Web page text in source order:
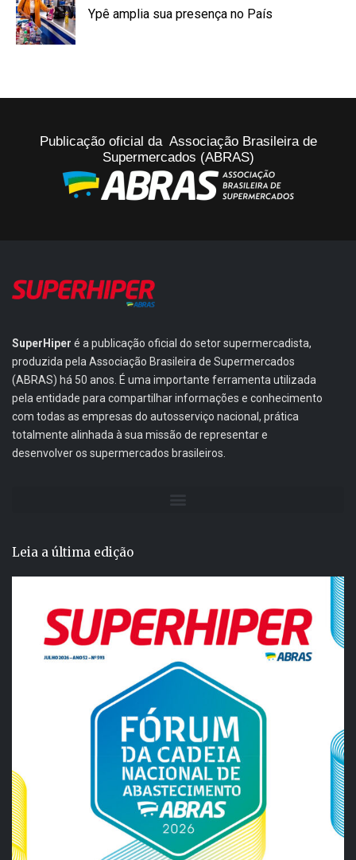
Ypê amplia sua presença no País
Publicação oficial da Associação Brasileira de
Supermercados (ABRAS)
SuperHiper é a publicação oficial do setor supermercadista,
produzida pela Associação Brasileira de Supermercados
(ABRAS) há 50 anos. É uma importante ferramenta utilizada
pela entidade para compartilhar informações e conhecimento
com todas as empresas do autosserviço nacional, prática
totalmente alinhada à sua missão de representar e
desenvolver os supermercados brasileiros.
Leia a última edição